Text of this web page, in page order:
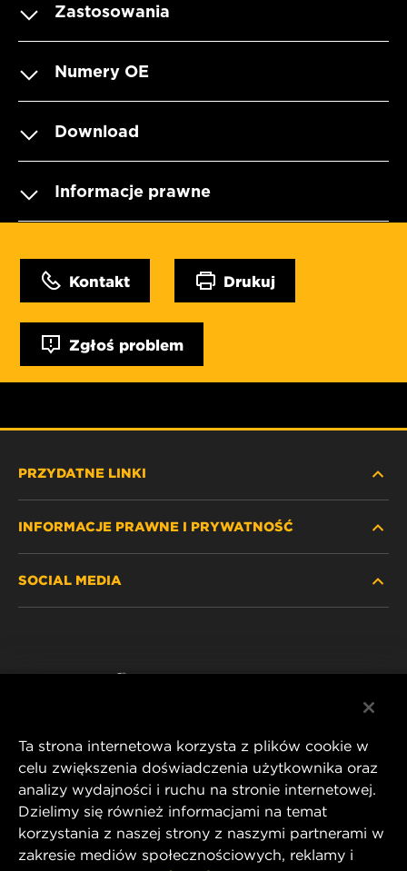
Zastosowania
Numery OE
Download
Informacje prawne
Kontakt Drukuj
Zgłoś problem
PRZYDATNE LINKI
GDZIE KUPIĆ
INFORMACJE PRAWNE I PRYWATNOŚĆ
SOCIAL MEDIA
MANN+HUMMEL FT Poland
ul. Wrocławska 145,
63-800 GOSTYŃ, POLAND
Tel. +48 65 572 89 00
Ta strona internetowa korzysta z plików cookie w
celu zwiększenia doświadczenia użytkownika oraz
analizy wydajności i ruchu na stronie internetowej.
Dzielimy się również informacjami na temat
korzystania z naszej strony z naszymi partnerami w
zakresie mediów społecznościowych, reklamy i